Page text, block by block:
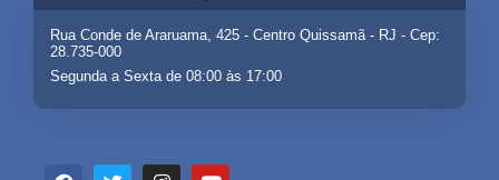
Rua Conde de Araruama, 425 - Centro Quissamã - RJ - Cep:
28.735-000
Segunda a Sexta de 08:00 às 17:00